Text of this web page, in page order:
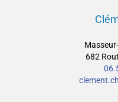
682